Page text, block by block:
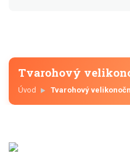
Tvarohový
Úvod Tvarohový